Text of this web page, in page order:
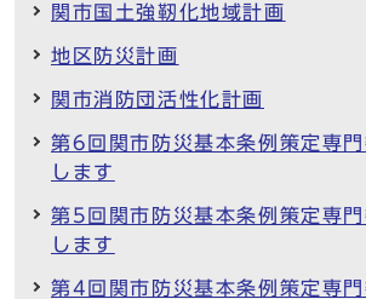
関市国土強靭化地域計画
地区防災計画
関市消防団活性化計画
第6回関市防災基本条例策定専
します
第5回関市防災基本条例策定専
します
第4回関市防災基本条例策定専